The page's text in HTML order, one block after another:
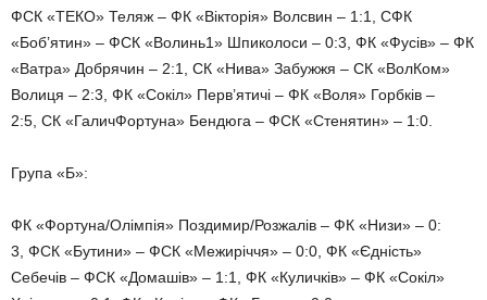
ФСК «ТЕКО» Теляж – ФК «Вікторія» Волсвин – 1:1, СФК
«Боб’ятин» – ФСК «Волинь1» Шпиколоси – 0:3, ФК «Фусів» – ФК
«Ватра» Добрячин – 2:1, СК «Нива» Забужжя – СК «ВолКом»
Волиця – 2:3, ФК «Сокіл» Перв’ятичі – ФК «Воля» Горбків –
2:5, СК «ГаличФортуна» Бендюга – ФСК «Стенятин» – 1:0.
Група «Б»:
ФК «Фортуна/Олімпія» Поздимир/Розжалів – ФК «Низи» – 0:
3, ФСК «Бутини» – ФСК «Межиріччя» – 0:0, ФК «Єдність»
Себечів – ФСК «Домашів» – 1:1, ФК «Куличків» – ФК «Сокіл»